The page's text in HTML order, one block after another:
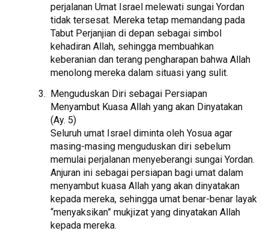
perjalanan Umat Israel melewati sungai Yordan
tidak tersesat. Mereka tetap memandang pada
Tabut Perjanjian di depan sebagai simbol
kehadiran Allah, sehingga membuahkan
keberanian dan terang pengharapan bahwa Allah
menolong mereka dalam situasi yang sulit.
Menguduskan Diri sebagai Persiapan
Menyambut Kuasa Allah yang akan Dinyatakan
(Ay. 5)
Seluruh umat Israel diminta oleh Yosua agar
masing-masing menguduskan diri sebelum
memulai perjalanan menyeberangi sungai Yordan.
Anjuran ini sebagai persiapan bagi umat dalam
menyambut kuasa Allah yang akan dinyatakan
kepada mereka, sehingga umat benar-benar layak
“menyaksikan” mukjizat yang dinyatakan Allah
kepada mereka.